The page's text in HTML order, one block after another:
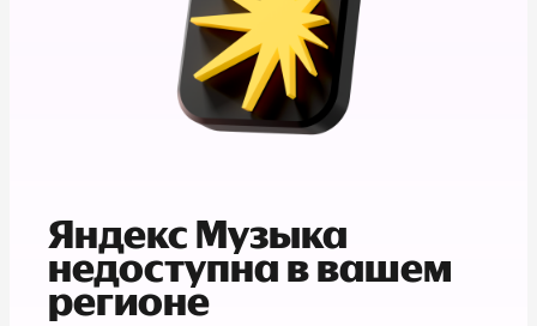
Яндекс Музыка
недоступна в вашем
регионе